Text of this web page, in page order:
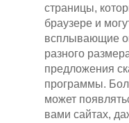
страницы,
браузере и
всплывающие
разного
предложения
программы.
может
вами сайтах,